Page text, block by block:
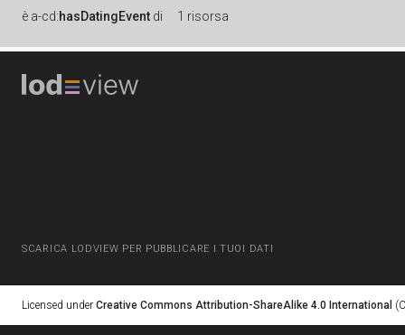
è a-cd:hasDatingEvent di 1 risorsa
SCARICA LODVIEW PER PUBBLICARE I TUOI DATI
Licensed under Creative Commons Attribution-ShareAlike 4.0 International